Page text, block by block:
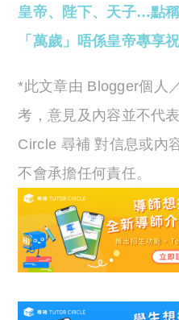
皇帝、陛下、天子…點
「萬歲」唔係皇帝專享
*此文章由 Blogger個人
考，意見及內容並不代
Circle 尋補 對信息或內
不會承擔任何責任。